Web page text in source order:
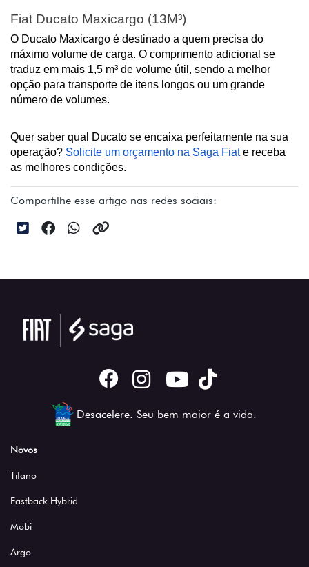
Fiat Ducato Maxicargo (13M³)
O Ducato Maxicargo é destinado a quem precisa do
máximo volume de carga. O comprimento adicional se
traduz em mais 1,5 m³ de volume útil, sendo a melhor
opção para transporte de itens longos ou um grande
número de volumes.
Quer saber qual Ducato se encaixa perfeitamente na sua
operação? Solicite um orçamento na Saga Fiat e receba
as melhores condições.
Compartilhe esse artigo nas redes sociais:
Desacelere. Seu bem maior é a vida.
Novos
Titano
Fastback Hybrid
Mobi
Argo